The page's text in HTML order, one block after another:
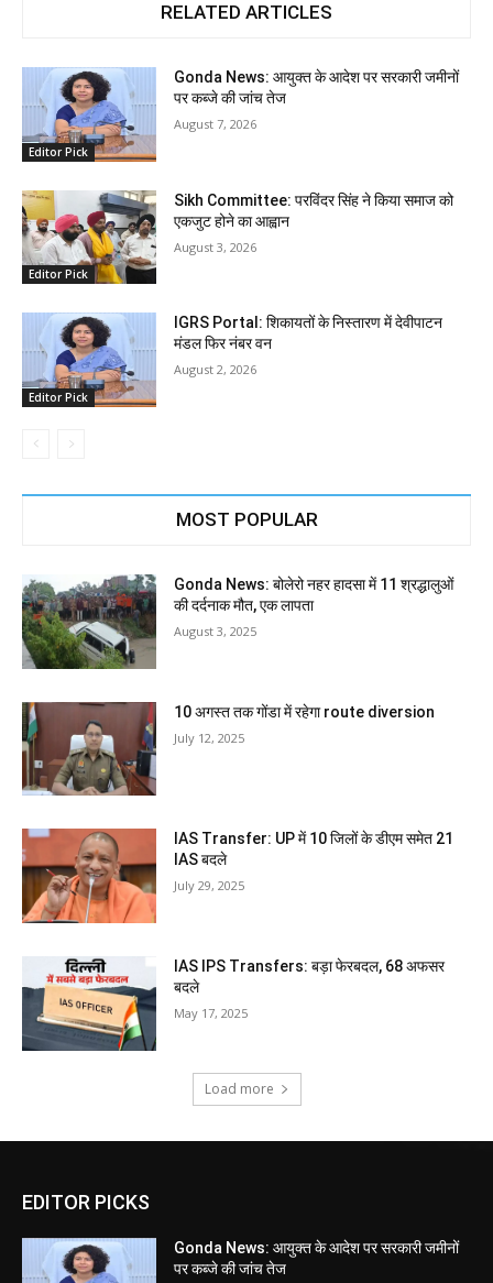
RELATED ARTICLES
Editor Pick
Gonda News: आयुक्त के आदेश पर सरकारी जमीनों
पर कब्जे की जांच तेज
August 7, 2026
Editor Pick
Sikh Committee: परविंदर सिंह ने किया समाज को
एकजुट होने का आह्वान
August 3, 2026
Editor Pick
IGRS Portal: शिकायतों के निस्तारण में देवीपाटन
मंडल फिर नंबर वन
August 2, 2026
MOST POPULAR
Gonda News: बोलेरो नहर हादसा में 11 श्रद्धालुओं
की दर्दनाक मौत, एक लापता
August 3, 2025
10 अगस्त तक गोंडा में रहेगा route diversion
July 12, 2025
IAS Transfer: UP में 10 जिलों के डीएम समेत 21
IAS बदले
July 29, 2025
IAS IPS Transfers: बड़ा फेरबदल, 68 अफसर
बदले
May 17, 2025
Load more
EDITOR PICKS
Gonda News: आयुक्त के आदेश पर सरकारी जमीनों
पर कब्जे की जांच तेज